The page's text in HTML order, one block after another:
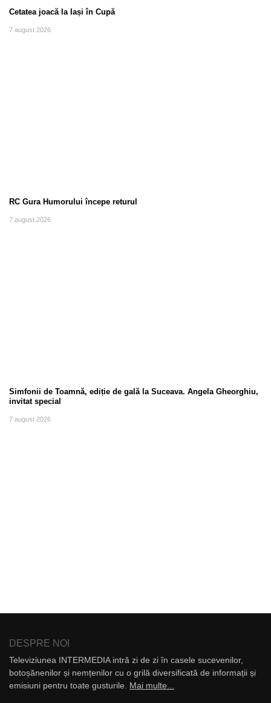
Cetatea joacă la Iași în Cupă
7 august 2026
RC Gura Humorului începe returul
7 august 2026
Simfonii de Toamnă, ediție de gală la Suceava. Angela Gheorghiu,
invitat special
7 august 2026
DESPRE NOI
Televiziunea INTERMEDIA intră zi de zi în casele sucevenilor,
botoșănenilor și nemțenilor cu o grilă diversificată de informații și
emisiuni pentru toate gusturile. Mai multe...